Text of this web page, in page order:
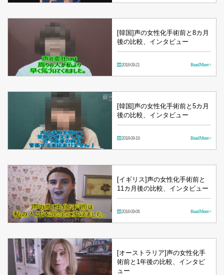
[韓国]声の女性化手術前と8カ月
後の比較、インタビュー
2018-09-21 Read More >
[韓国]声の女性化手術前と5カ月
後の比較、インタビュー
2018-09-19 Read More >
[イギリス]声の女性化手術前と
11カ月後の比較、インタビュー
2018-09-06 Read More >
[オーストラリア]声の女性化手
術前と1年後の比較、インタビ
ュー